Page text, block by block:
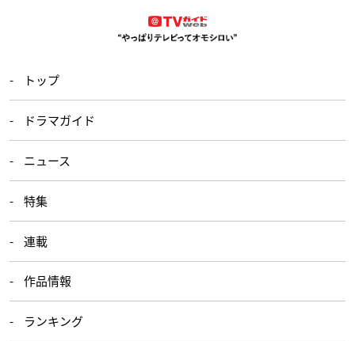
トップ
ドラマガイド
ニュース
特集
連載
作品情報
ランキング